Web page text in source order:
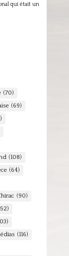
qui était un
(70)
(69)
(108)
(64)
(90)
(116)